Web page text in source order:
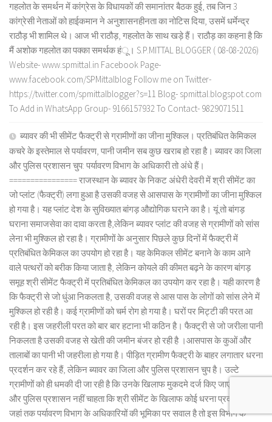
गहलोत के समर्थन में कांग्रेस के विधायकों की समानांतर बैठक हुई, तब जिन 3
कांग्रेसी नेताओं को हाईकमान ने अनुशासनहीनता का नोटिस दिया, उसमें धर्मेन्द्र
राठौड़ भी शामिल थे। आज भी राठौड़, गहलोत के साथ खड़े हैं। राठौड़ का कहना है कि
मैं अशोक गहलोत का पक्का समर्थक हंू। S.P.MITTAL BLOGGER ( 08-08-2026)
Website- www.spmittal.in Facebook Page-
www.facebook.com/SPMittalblog Follow me on Twitter-
https://twitter.com/spmittalblogger?s=11 Blog- spmittal.blogspot.com
To Add in WhatsApp Group- 9166157932 To Contact- 9829071511
ब्यावर की भी सीमेंट फैक्ट्री से ग्रामीणों का जीना मुश्किल। प्रतिबंधित केमिकल
कचरे के इस्तेमाल से पर्यावरण, पानी जमीन सब कुछ खराब हो रहा है। ब्यावर का जिला
और पुलिस प्रशासन चुप: पर्यावरण विभाग के अधिकारी तो अंधे हैं।
================ राजस्थान के ब्यावर के निकट अंधेरी देवरी में श्री सीमेंट का
जो प्लांट (फैक्ट्री) लगा हुआ है उसकी वजह से आसपास के ग्रामीणों का जीना मुश्किल
हो गया है। यह प्लांट देश के सुविख्यात बांगड़ औद्योगिक घराने का है। यूं तो बांगड़
घराना समाजसेवा का दावा करता है,लेकिन ब्यावर प्लांट की वजह से ग्रामीणों को सांस
लेना भी मुश्किल हो रहा है। ग्रामीणों के अनुसार पिछले कुछ दिनों में फैक्ट्री में
प्रतिबंधित केमिकल का उपयोग हो रहा है। यह केमिकल सीमेंट बनाने के काम आने
वाले पत्थरों को बरीक किया जाता है, लेकिन कोयले की कीमत बढ़ने के कारण बांगड़
समूह श्री सीमेंट फैक्ट्री में प्रतिबंधित केमिकल का उपयोग कर रहा है। यही कारण है
कि फैक्ट्री से जो धुंआ निकलता है, उसकी वजह से आस पास के लोगों को सांस लेने में
मुश्किल हो रही है। कई ग्रामीणों को चर्म रोग हो गया है। घरों पर मिट्टी की परत आ
रही है। इस जहरीली परत को बार बार हटाना भी कठिन है। फैक्ट्री से जो जरीला पानी
निकलता है उसकी वजह से खेती की जमीन बंजर हो रही है ।आसपास के कुओं और
तालाबों का पानी भी जहरीला हो गया है। पीड़ित ग्रामीण फैक्ट्री के बाहर लगातार धरना
प्रदर्शन कर रहे हैं, लेकिन ब्यावर का जिला और पुलिस प्रशासन चुप है। उल्टे
ग्रामीणों को ही धमकी दी जा रही है कि उनके खिलाफ मुकदमे दर्ज किए जाएंगे। जिला
और पुलिस प्रशासन नहीं चाहता कि श्री सीमेंट के खिलाफ कोई धरना प्रदर्शन हो।
जहां तक पर्यावरण विभाग के अधिकारियों की भूमिका पर सवाल है तो इस विभाग के